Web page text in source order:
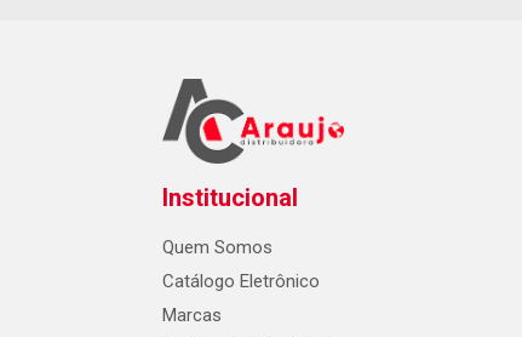
Institucional
Quem Somos
Catálogo Eletrônico
Marcas